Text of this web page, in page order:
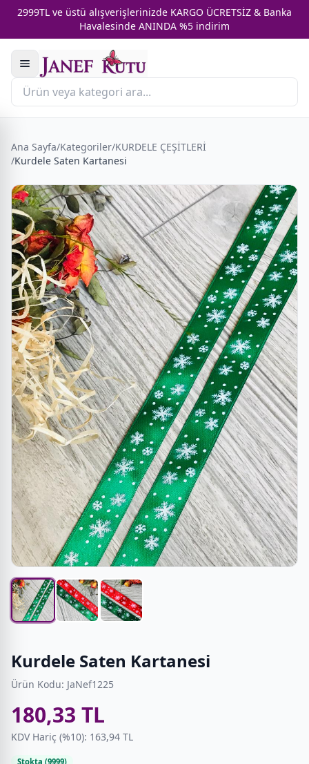
2999TL ve üstü alışverişlerinizde KARGO ÜCRETSİZ & Banka
Havalesinde ANINDA %5 indirim
Ana Sayfa/Kategoriler/KURDELE ÇEŞİTLERİ
/Kurdele Saten Kartanesi
Kurdele Saten Kartanesi
Ürün Kodu: JaNef1225
180,33 TL
KDV Hariç (%10): 163,94 TL
Stokta (9999)